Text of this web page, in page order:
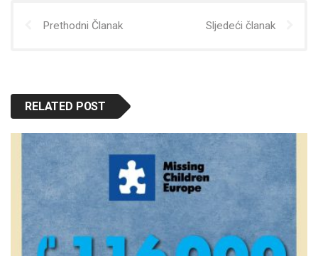
Prethodni Članak Sljedeći članak
RELATED POST